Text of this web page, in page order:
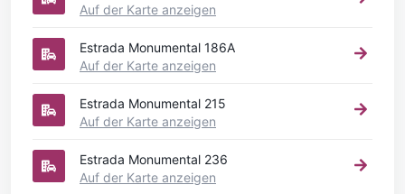
Auf der Karte anzeigen
Estrada Monumental 186A
Auf der Karte anzeigen
Estrada Monumental 215
Auf der Karte anzeigen
Estrada Monumental 236
Auf der Karte anzeigen